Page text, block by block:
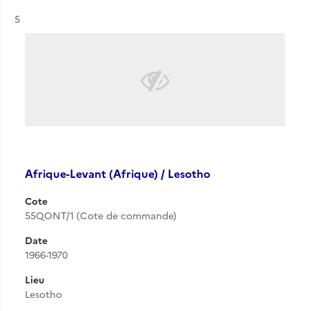
Résultat n°
5
Afrique-Levant (Afrique) / Lesotho
Cote
55QONT/1 (Cote de commande)
Date
1966-1970
Lieu
Lesotho